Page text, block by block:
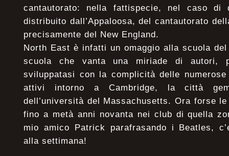
cantautorato: nella fattispecie, nel caso di
distribuito dall’Appaloosa, del cantautorato
precisamente del New England.
North East è infatti un omaggio alla scuola
scuola che vanta una miriade di autori,
sviluppatasi con la complicità delle
attivi intorno a Cambridge, la città
dell’università del Massachusetts. Ora forse
fino a metà anni novanta nei club di quella
mio amico Patrick parafrasando i Beatles,
alla settimana!